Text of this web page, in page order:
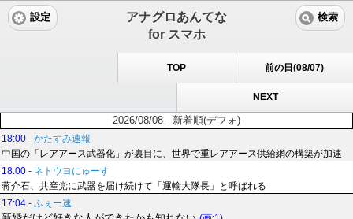
アナグロあんてな
for スマホ
設定 検索
TOP 前の日(08/07)
NEXT
2026/08/08 - 新着順(デフォ)
18:00 - かたすみ速報
中国の「レアアース武器化」が裏目に、世界で重レアアース供給網の構築が加速
18:00 - ネトウヨにゅーす
蒋介石、共産党に武器を届け続けて「運輸大隊長」と呼ばれる
17:04 - ふぇー速